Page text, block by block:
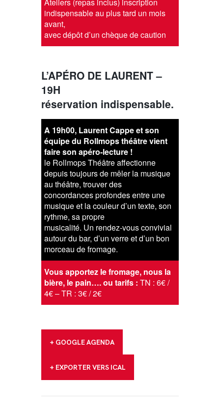
indispensable au plus tard un mois
avant,
avec dépôt d’un chèque de caution
L’APÉRO DE LAURENT–
19H
réservation indispensable.
A 19h00, Laurent Cappe et son
équipe du Rollmops théâtre vient
faire son apéro-lecture !
le Rollmops Théâtre affectionne
depuis toujours de mêler la musique
au théâtre, trouver des
concordances profondes entre une
musique et la couleur d’un texte, son
rythme, sa propre
musicalité. Un rendez-vous convivial
autour du bar, d’un verre et d’un bon
morceau de fromage.
Vous apportez le fromage, nous la
bière, le pain…. ou tarifs : TN : 6€ /
4€ – TR : 3€ / 2€
+ GOOGLE AGENDA
+ EXPORTER VERS ICAL